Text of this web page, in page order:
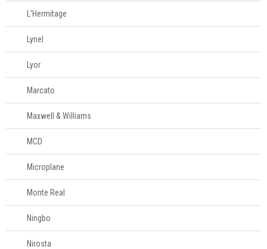
L'Hermitage
Lynel
Lyor
Marcato
Maxwell & Williams
MCD
Microplane
Monte Real
Ningbo
Nirosta